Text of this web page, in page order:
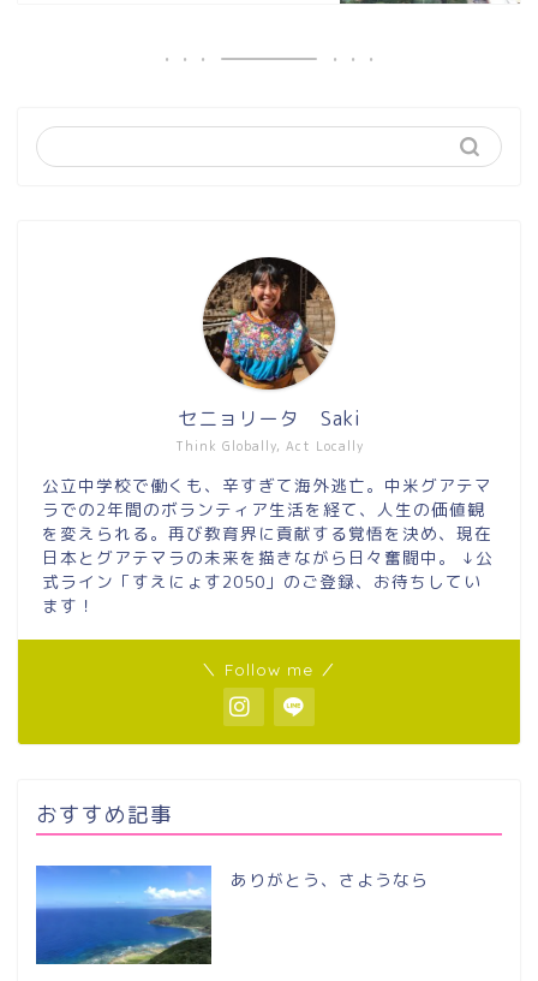
Think Globally, Act Locally
セニョリータ Saki
公立中学校で働くも、辛すぎて海外逃亡。中米グアテマ
ラでの2年間のボランティア生活を経て、人生の価値観
を変えられる。再び教育界に貢献する覚悟を決め、現在
日本とグアテマラの未来を描きながら日々奮闘中。 ↓公
式ライン「すえにょす2050」のご登録、お待ちしてい
ます！
＼ Follow me ／
おすすめ記事
ありがとう、さようなら